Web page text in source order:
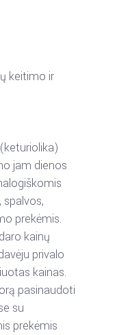
keitimo ir
(keturiolika)
jam dienos
spalvos,
prekėmis.
kainų
privalo
kainas.
pasinaudoti
su
prekėmis